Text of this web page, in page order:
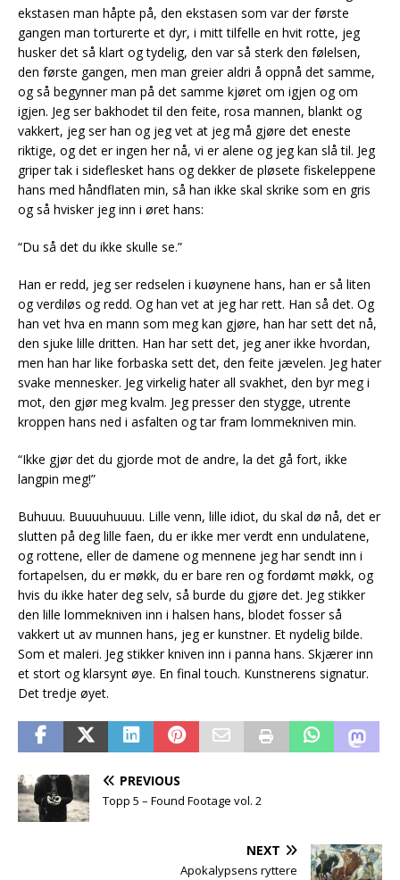
ekstasen man håpte på, den ekstasen som var der første
gangen man torturerte et dyr, i mitt tilfelle en hvit rotte, jeg
husker det så klart og tydelig, den var så sterk den følelsen,
den første gangen, men man greier aldri å oppnå det samme,
og så begynner man på det samme kjøret om igjen og om
igjen. Jeg ser bakhodet til den feite, rosa mannen, blankt og
vakkert, jeg ser han og jeg vet at jeg må gjøre det eneste
riktige, og det er ingen her nå, vi er alene og jeg kan slå til. Jeg
griper tak i sideflesket hans og dekker de pløsete fiskeleppene
hans med håndflaten min, så han ikke skal skrike som en gris
og så hvisker jeg inn i øret hans:
“Du så det du ikke skulle se.”
Han er redd, jeg ser redselen i kuøynene hans, han er så liten
og verdiløs og redd. Og han vet at jeg har rett. Han så det. Og
han vet hva en mann som meg kan gjøre, han har sett det nå,
den sjuke lille dritten. Han har sett det, jeg aner ikke hvordan,
men han har like forbaska sett det, den feite jævelen. Jeg hater
svake mennesker. Jeg virkelig hater all svakhet, den byr meg i
mot, den gjør meg kvalm. Jeg presser den stygge, utrente
kroppen hans ned i asfalten og tar fram lommekniven min.
“Ikke gjør det du gjorde mot de andre, la det gå fort, ikke
langpin meg!”
Buhuuu. Buuuuhuuuu. Lille venn, lille idiot, du skal dø nå, det er
slutten på deg lille faen, du er ikke mer verdt enn undulatene,
og rottene, eller de damene og mennene jeg har sendt inn i
fortapelsen, du er møkk, du er bare ren og fordømt møkk, og
hvis du ikke hater deg selv, så burde du gjøre det. Jeg stikker
den lille lommekniven inn i halsen hans, blodet fosser så
vakkert ut av munnen hans, jeg er kunstner. Et nydelig bilde.
Som et maleri. Jeg stikker kniven inn i panna hans. Skjærer inn
et stort og klarsynt øye. En final touch. Kunstnerens signatur.
Det tredje øyet.
PREVIOUS
Topp 5 – Found Footage vol. 2
NEXT
Apokalypsens ryttere